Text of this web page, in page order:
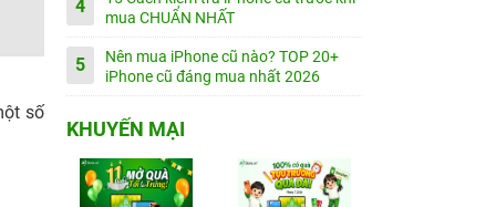
số
4
mua CHUẨN NHẤT
5
Nên mua iPhone cũ nào? TOP 20+
iPhone cũ đáng mua nhất 2026
KHUYẾN MẠI